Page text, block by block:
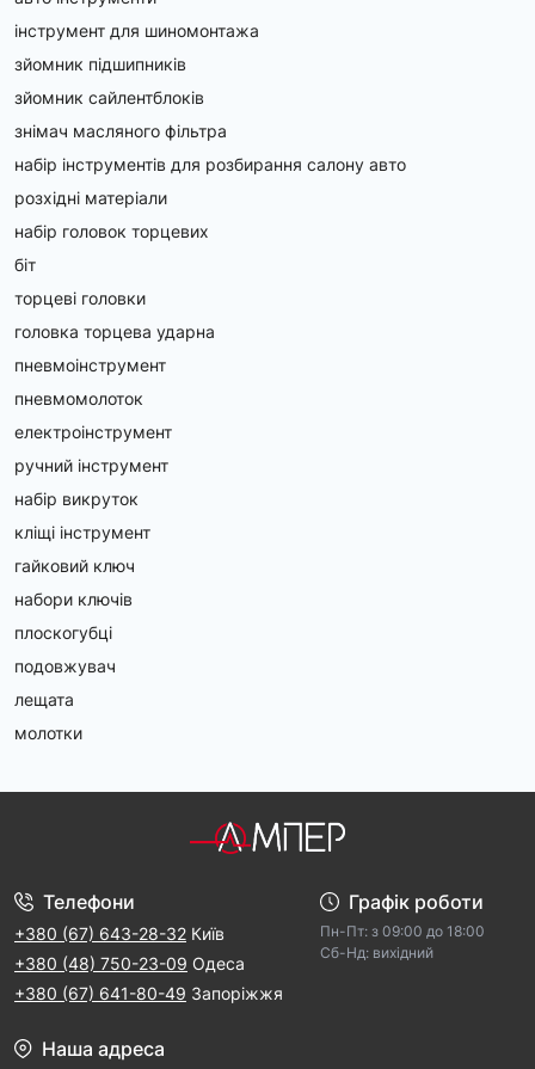
інструмент для шиномонтажа
зйомник підшипників
зйомник сайлентблоків
знімач масляного фільтра
набір інструментів для розбирання салону авто
розхідні матеріали
набір головок торцевих
біт
торцеві головки
головка торцева ударна
пневмоінструмент
пневмомолоток
електроінструмент
ручний інструмент
набір викруток
кліщі інструмент
гайковий ключ
набори ключів
плоскогубці
подовжувач
лещата
молотки
Телефони
+380 (67) 643-28-32 Київ
+380 (48) 750-23-09 Одеса
+380 (67) 641-80-49 Запоріжжя
Графік роботи
Пн-Пт: з 09:00 дo 18:00
Cб-Hд: виxідний
Наша адреса